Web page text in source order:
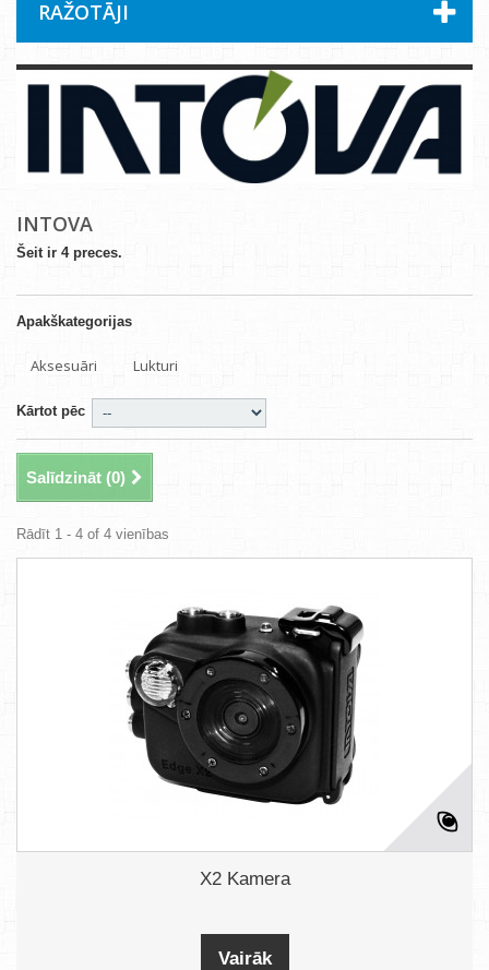
RAŽOTĀJI
INTOVA
Šeit ir 4 preces.
Apakškategorijas
Aksesuāri Lukturi
Kārtot pēc
Salīdzināt (0)
Rādīt 1 - 4 of 4 vienības
X2 Kamera
Vairāk